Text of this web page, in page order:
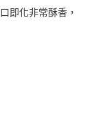
即化非常酥香，